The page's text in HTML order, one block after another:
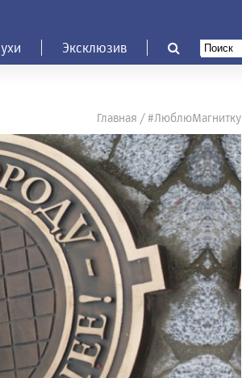
Эксклюзив
Главная / #ЛюблюМагнитку